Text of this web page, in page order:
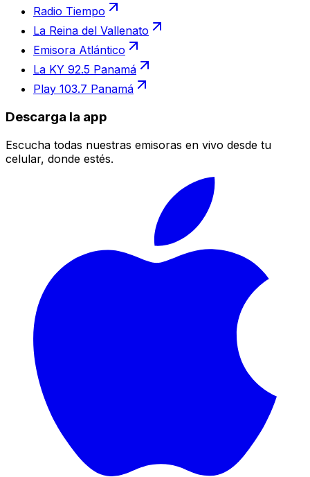
Radio Tiempo
La Reina del Vallenato
Emisora Atlántico
La KY 92.5 Panamá
Play 103.7 Panamá
Descarga la app
Escucha todas nuestras emisoras en vivo desde tu
celular, donde estés.